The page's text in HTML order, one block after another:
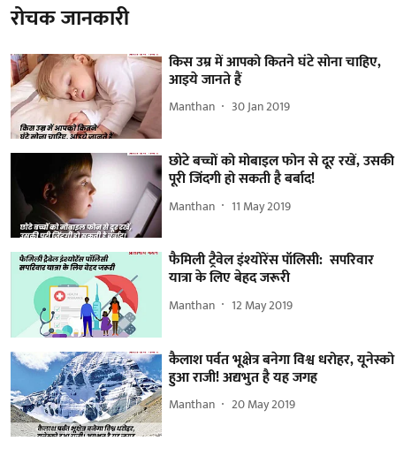
रोचक जानकारी
किस उम्र में आपको कितने घंटे सोना चाहिए,
आइये जानते हैं
Manthan 30 Jan 2019
छोटे बच्चों को मोबाइल फोन से दूर रखें, उसकी
पूरी जिंदगी हो सकती है बर्बाद!
Manthan 11 May 2019
फैमिली ट्रैवेल इंश्योरेंस पॉलिसी: सपरिवार
यात्रा के लिए बेहद जरूरी
Manthan 12 May 2019
कैलाश पर्वत भूक्षेत्र बनेगा विश्व धरोहर, यूनेस्को
हुआ राजी! अद्यभुत है यह जगह
Manthan 20 May 2019